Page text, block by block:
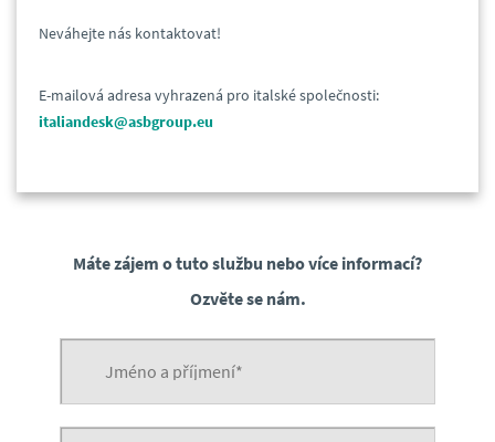
Neváhejte nás kontaktovat!
E-mailová adresa vyhrazená pro italské společnosti:
italiandesk@asbgroup.eu
Máte zájem o tuto službu nebo více informací?
Ozvěte se nám.